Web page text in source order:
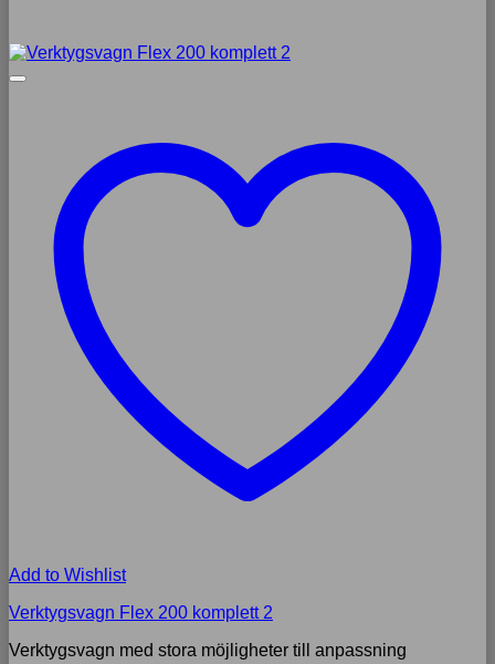
Add to Wishlist
Verktygsvagn Flex 200 komplett 2
Verktygsvagn med stora möjligheter till anpassning